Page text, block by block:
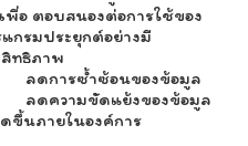
อ ตอบสนองต่อการใช้ของ
กรมประยุกต์อย่างมี
ทธิภาพ
การซ้ำซ้อนของข้อมูล
ความขัดแย้งของข้อมูล
ขึ้นภายในองค์การ